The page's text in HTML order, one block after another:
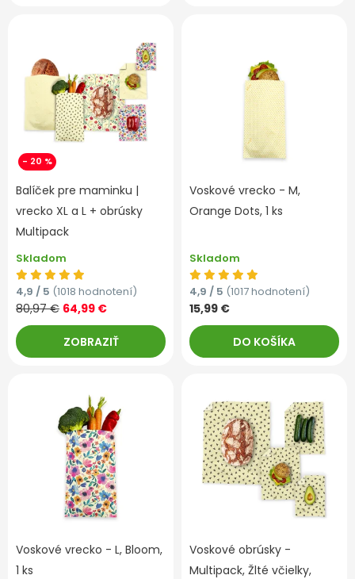
- 20 %
Balíček pre maminku |
vrecko XL a L + obrúsky
Multipack
Skladom
4,9 / 5 (1018 hodnotení)
80,97 € 64,99 €
ZOBRAZIŤ
Voskové vrecko - M,
Orange Dots, 1 ks
Skladom
4,9 / 5 (1017 hodnotení)
15,99 €
DO KOŠÍKA
Voskové vrecko - L, Bloom,
1 ks
Voskové obrúsky -
Multipack, Žlté včielky,